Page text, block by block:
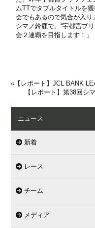
ムTTでタブルタイトルを
会でもあるので気合が入
シマノ鈴鹿で、“宇都宮ブ
会２連覇を目指します！」
« 【レポート】JCL BANK
【レポート】第38回シ
ニュース
新着
レース
チーム
メディア